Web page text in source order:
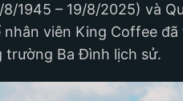
1945 – 19/8/2025) và
viên King Coffee
trường Ba Đình lịch sử.